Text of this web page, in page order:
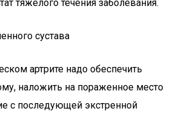
тяжелого течения заболевания.
сустава
артрите надо обеспечить
наложить на пораженное место
с последующей экстренной